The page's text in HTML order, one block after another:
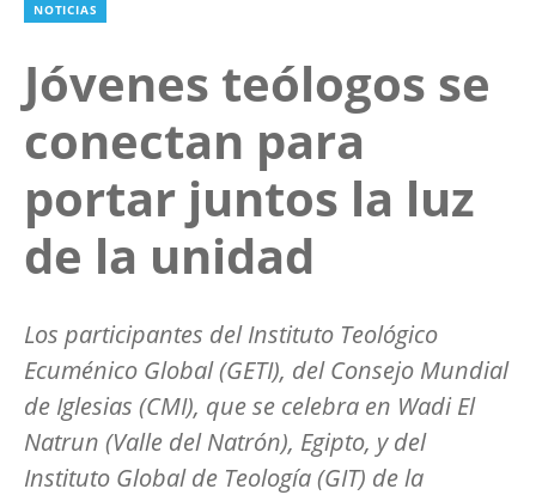
NOTICIAS
Jóvenes teólogos se
conectan para
portar juntos la luz
de la unidad
Los participantes del Instituto Teológico
Ecuménico Global (GETI), del Consejo Mundial
de Iglesias (CMI), que se celebra en Wadi El
Natrun (Valle del Natrón), Egipto, y del
Instituto Global de Teología (GIT) de la